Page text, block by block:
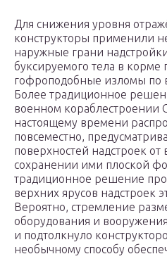
Для снижения уровня
конструкторы применили
наружные грани
буксируемого тела в корме
гофроподобные изломы по
Более традиционное
военном кораблестроении
настоящему времени
повсеместно,
поверхностей надстроек от
сохранении ими плоской
традиционное решение
верхних ярусов надстроек
Вероятно, стремление
оборудования и
и подтолкнуло
необычному способу